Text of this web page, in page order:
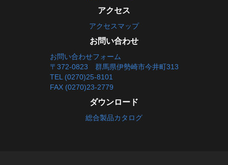
アクセス
アクセスマップ
お問い合わせ
お問い合わせフォーム
〒372-0823 群馬県伊勢崎市今井町313
TEL (0270)25-8101
FAX (0270)23-2779
ダウンロード
総合製品カタログ